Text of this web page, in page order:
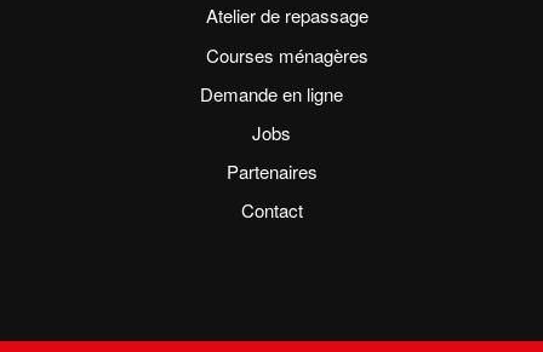
Atelier de repassage
Courses ménagères
Demande en ligne
Jobs
Partenaires
Contact